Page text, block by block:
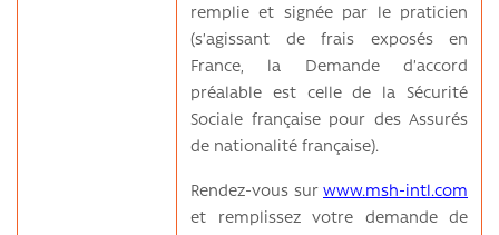
remplie et signée par le praticien
(s’agissant de frais exposés en
France, la Demande d’accord
préalable est celle de la Sécurité
Sociale française pour des Assurés
de nationalité française).
Rendez-vous sur www.msh-intl.com
et remplissez votre demande de